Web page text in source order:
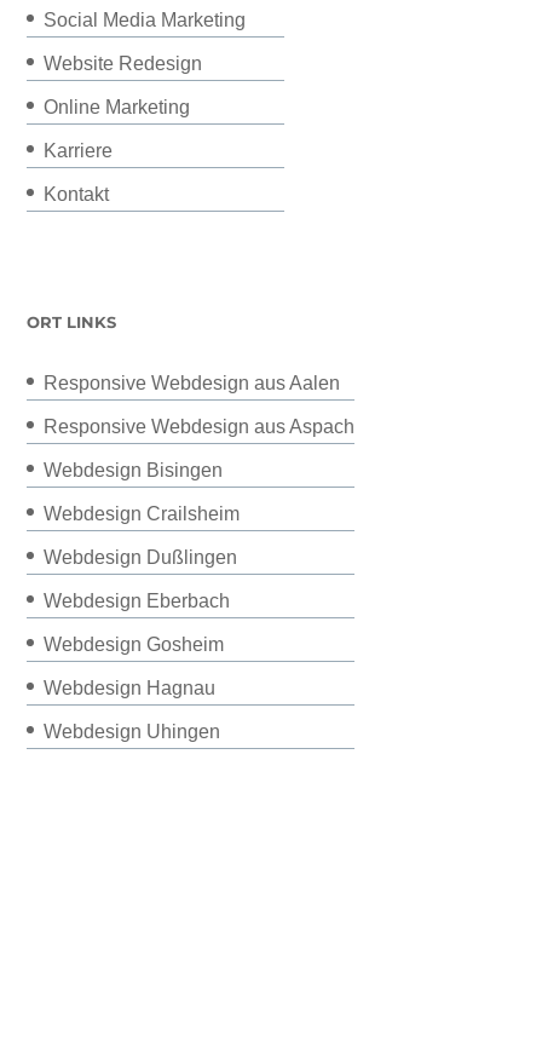
Social Media Marketing
Website Redesign
Online Marketing
Karriere
Kontakt
ORT LINKS
Responsive Webdesign aus Aalen
Responsive Webdesign aus Aspach
Webdesign Bisingen
Webdesign Crailsheim
Webdesign Dußlingen
Webdesign Eberbach
Webdesign Gosheim
Webdesign Hagnau
Webdesign Uhingen